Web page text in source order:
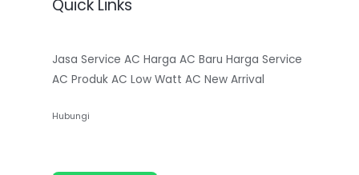
Quick Links
Jasa Service AC Harga AC Baru Harga Service
AC Produk AC Low Watt AC New Arrival
Hubungi